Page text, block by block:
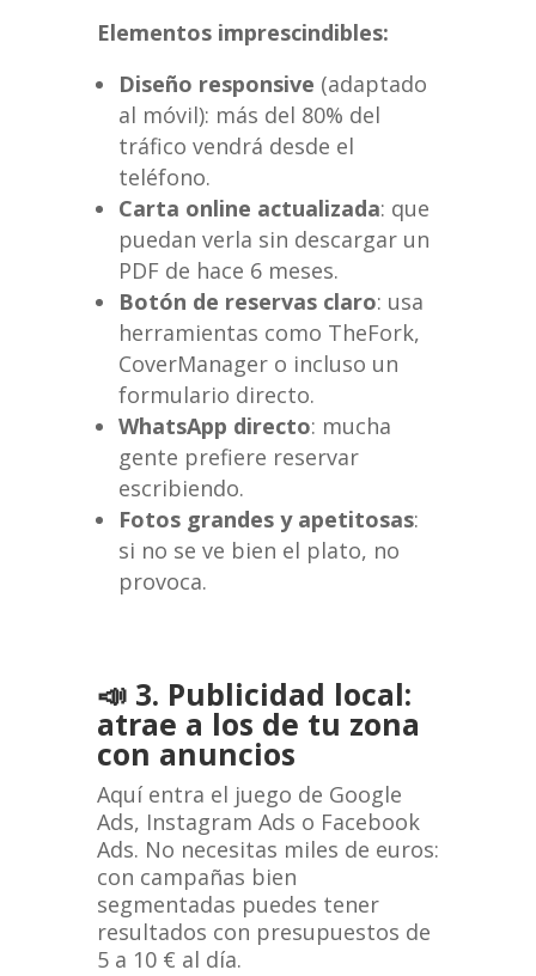
Elementos imprescindibles:
Diseño responsive (adaptado
al móvil): más del 80% del
tráfico vendrá desde el
teléfono.
Carta online actualizada: que
puedan verla sin descargar un
PDF de hace 6 meses.
Botón de reservas claro: usa
herramientas como TheFork,
CoverManager o incluso un
formulario directo.
WhatsApp directo: mucha
gente prefiere reservar
escribiendo.
Fotos grandes y apetitosas:
si no se ve bien el plato, no
provoca.
📣 3. Publicidad local:
atrae a los de tu zona
con anuncios
Aquí entra el juego de Google
Ads, Instagram Ads o Facebook
Ads. No necesitas miles de euros:
con campañas bien
segmentadas puedes tener
resultados con presupuestos de
5 a 10 € al día.